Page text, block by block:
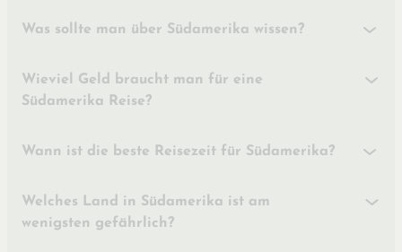
Was sollte man über Südamerika wissen?
Wieviel Geld braucht man für eine
Südamerika Reise?
Wann ist die beste Reisezeit für Südamerika?
Welches Land in Südamerika ist am
wenigsten gefährlich?